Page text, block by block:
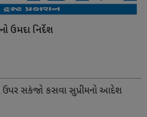
ઉમદા નિર્દેશ
ઉપર સકંજો કસવા સુપ્રીમનો આદેશ